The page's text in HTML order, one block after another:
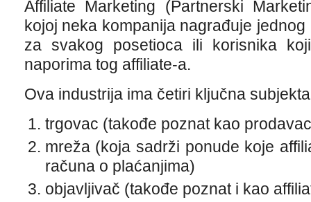
Affiliate Marketing (Partnerski
kojoj neka kompanija nagrađuje
za svakog posetioca ili korisnika
naporima tog affiliate-a.
Ova industrija ima četiri ključna
trgovac (takođe poznat kao
mreža (koja sadrži ponude koje
računa o plaćanjima)
objavljivač (takođe poznat i kao